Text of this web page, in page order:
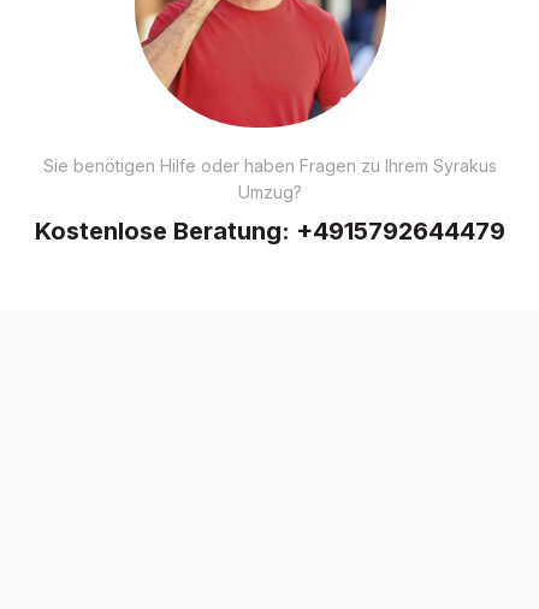
Sie benötigen Hilfe oder haben Fragen zu Ihrem Syrakus
Umzug?
Kostenlose Beratung: +4915792644479